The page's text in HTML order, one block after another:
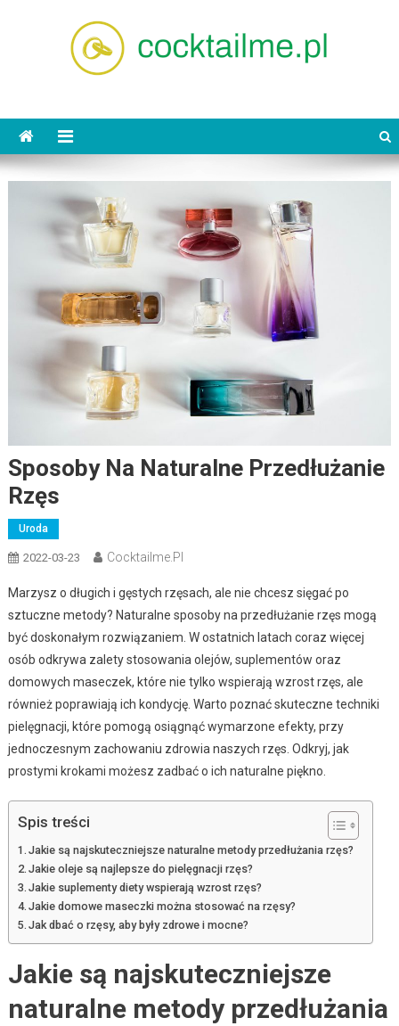
Sposoby Na Naturalne Przedłużanie
Rzęs
Uroda
2022-03-23 Cocktailme.pl
Marzysz o długich i gęstych rzęsach, ale nie chcesz sięgać po
sztuczne metody? Naturalne sposoby na przedłużanie rzęs mogą
być doskonałym rozwiązaniem. W ostatnich latach coraz więcej
osób odkrywa zalety stosowania olejów, suplementów oraz
domowych maseczek, które nie tylko wspierają wzrost rzęs, ale
również poprawiają ich kondycję. Warto poznać skuteczne techniki
pielęgnacji, które pomogą osiągnąć wymarzone efekty, przy
jednoczesnym zachowaniu zdrowia naszych rzęs. Odkryj, jak
prostymi krokami możesz zadbać o ich naturalne piękno.
Spis treści
Jakie są najskuteczniejsze naturalne metody przedłużania rzęs?
Jakie oleje są najlepsze do pielęgnacji rzęs?
Jakie suplementy diety wspierają wzrost rzęs?
Jakie domowe maseczki można stosować na rzęsy?
Jak dbać o rzęsy, aby były zdrowe i mocne?
Jakie są najskuteczniejsze
naturalne metody przedłużania